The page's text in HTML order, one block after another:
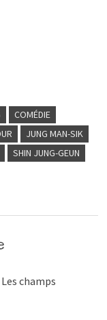
COMÉDIE
JUNG MAN-SIK
SHIN JUNG-GEUN
Les champs